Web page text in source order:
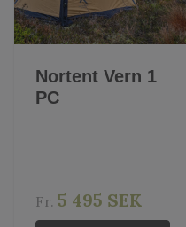
Nortent Vern 1
PC
Fr. 5 495 SEK